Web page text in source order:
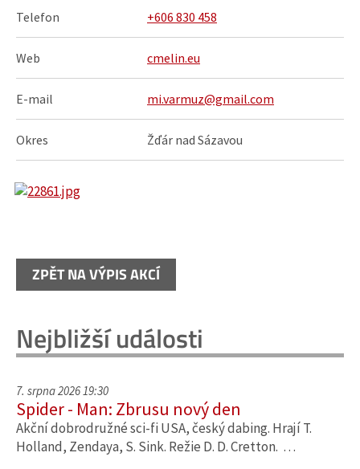
Telefon +606 830 458
Web cmelin.eu
E-mail mi.varmuz@gmail.com
Okres Žďár nad Sázavou
ZPĚT NA VÝPIS AKCÍ
Nejbližší události
7. srpna 2026 19:30
Spider - Man: Zbrusu nový den
Akční dobrodružné sci-fi USA, český dabing. Hrají T.
Holland, Zendaya, S. Sink. Režie D. D. Cretton. …